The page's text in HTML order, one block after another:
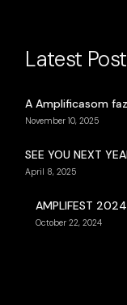
Latest
A Amplificasom
November 10, 2025
SEE YOU NEXT
April 8, 2025
AMPLIFEST
October 22, 2024